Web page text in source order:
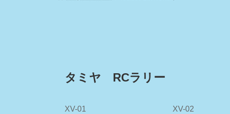
タミヤ RCラリー
XV-01 XV-02